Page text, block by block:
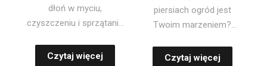
dłoń w myciu,
czyszczeniu i sprzątaniu
pro...
Czytaj więcej
piersiach ogród jest
Twoim marzeniem?
pomog�...
Czytaj więcej